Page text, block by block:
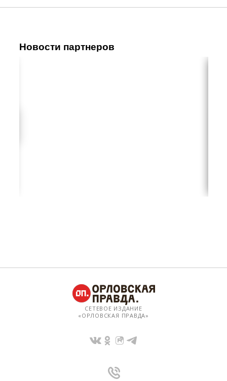
Новости партнеров
СЕТЕВОЕ ИЗДАНИЕ
«ОРЛОВСКАЯ ПРАВДА»